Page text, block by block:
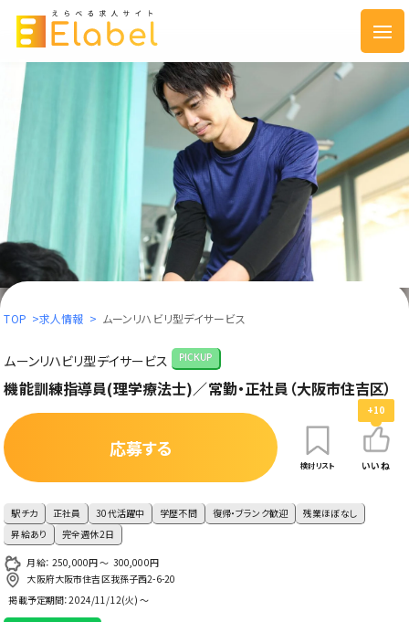
TOP >求人情報 > ムーンリハビリ型デイサービス
ムーンリハビリ型デイサービス PICKUP
機能訓練指導員(理学療法士)／常勤・正社員（大阪市住吉区）
応募する
検討リスト
+10
いいね
駅チカ 正社員 30代活躍中 学歴不問 復帰・ブランク歓迎
残業ほぼなし
昇給あり
完全週休2日
月給： 250,000円 〜 300,000円
大阪府大阪市住吉区我孫子西2-6-20
掲載予定期間：2024/11/12(火) ～